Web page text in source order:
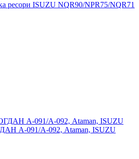
ресори ISUZU NQR90/NPR75/NQR71
А-091/А-092, Ataman, ISUZU